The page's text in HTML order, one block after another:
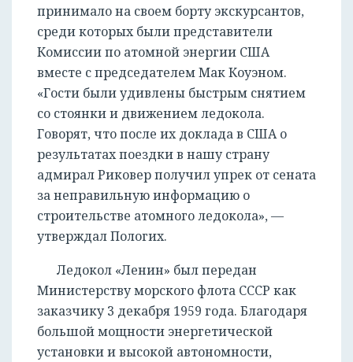
принимало на своем борту экскурсантов,
среди которых были представители
Комиссии по атомной энергии США
вместе с председателем Мак Коуэном.
«Гости были удивлены быстрым снятием
со стоянки и движением ледокола.
Говорят, что после их доклада в США о
результатах поездки в нашу страну
адмирал Риковер получил упрек от сената
за неправильную информацию о
строительстве атомного ледокола», —
утверждал Пологих.
Ледокол «Ленин» был передан
Министерству морского флота СССР как
заказчику 3 декабря 1959 года. Благодаря
большой мощности энергетической
установки и высокой автономности,